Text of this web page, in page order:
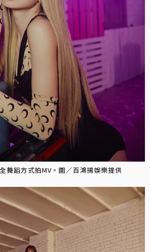
舞蹈方式拍MV。圖／百鴻揚娛樂提供